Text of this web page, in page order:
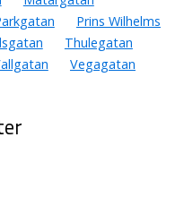
Prins Wilhelms
Thulegatan
Vegagatan